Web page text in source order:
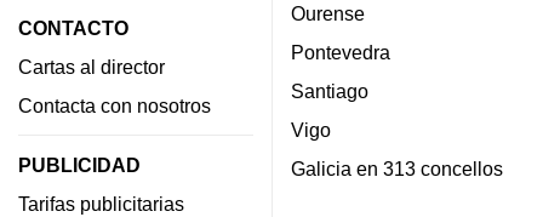
CONTACTO
Cartas al director
Contacta con nosotros
PUBLICIDAD
Tarifas publicitarias
Ourense
Pontevedra
Santiago
Vigo
Galicia en 313 concellos